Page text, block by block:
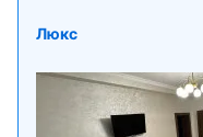
Люкс